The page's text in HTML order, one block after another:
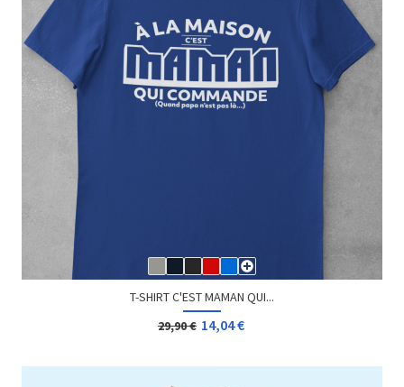
T-SHIRT C'EST MAMAN QUI...
29,90 € 14,04 €